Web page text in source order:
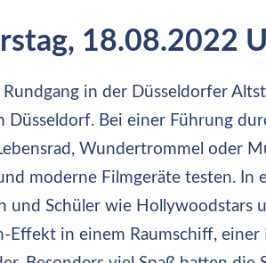
18.08.2022
in der Düsseldorfer
Düsseldorf. Bei einer Führung
Wundertrommel oder
moderne Filmgeräte testen. In
und Schüler wie Hollywoodstars
Effekt in einem Raumschiff,